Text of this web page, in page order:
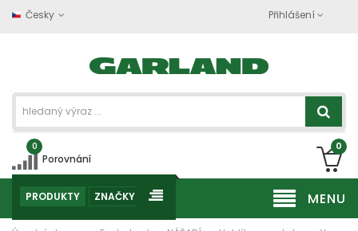
Česky Přihlášení
0
Porovnání
0
MENU
PRODUKTY ZNAČKY